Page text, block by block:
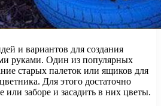
и вариантов для создания
руками. Один из популярных
старых палеток или ящиков для
Для этого достаточно
или заборе и засадить в них цветы.